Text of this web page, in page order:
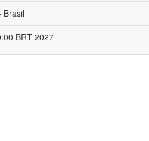
Brasil
BRT 2027